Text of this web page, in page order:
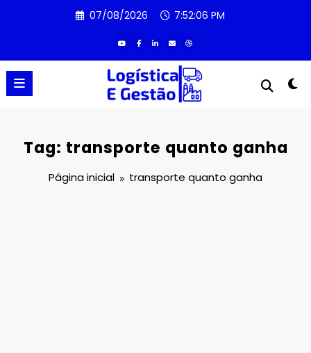
07/08/2026 7:52:06 PM
Tag: transporte quanto ganha
Página inicial transporte quanto ganha